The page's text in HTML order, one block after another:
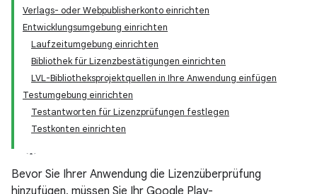
Verlags- oder Webpublisherkonto einrichten
Entwicklungsumgebung einrichten
Laufzeitumgebung einrichten
Bibliothek für Lizenzbestätigungen einrichten
LVL-Bibliotheksprojektquellen in Ihre Anwendung einfügen
Testumgebung einrichten
Testantworten für Lizenzprüfungen festlegen
Testkonten einrichten
Bevor Sie Ihrer Anwendung die Lizenzüberprüfung
hinzufügen, müssen Sie Ihr Google Play-